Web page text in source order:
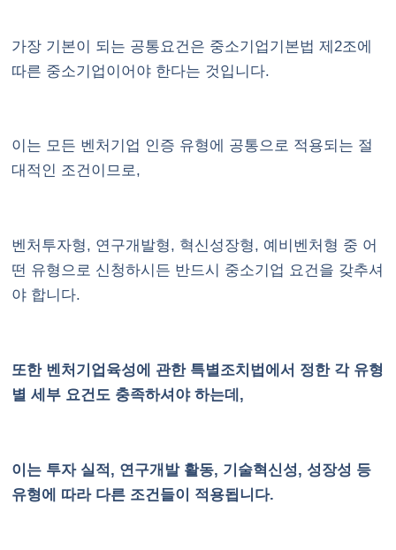
가장 기본이 되는 공통요건은 중소기업기본법 제2조에
따른 중소기업이어야 한다는 것입니다.
이는 모든 벤처기업 인증 유형에 공통으로 적용되는 절
대적인 조건이므로,
벤처투자형, 연구개발형, 혁신성장형, 예비벤처형 중 어
떤 유형으로 신청하시든 반드시 중소기업 요건을 갖추셔
야 합니다.
또한 벤처기업육성에 관한 특별조치법에서 정한 각 유형
별 세부 요건도 충족하셔야 하는데,
이는 투자 실적, 연구개발 활동, 기술혁신성, 성장성 등
유형에 따라 다른 조건들이 적용됩니다.